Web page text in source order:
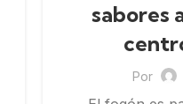
sabores
Por